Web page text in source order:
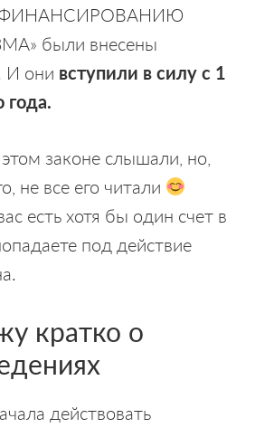
были внесены
И они вступили в силу с 1
года.
законе слышали, но,
не все его читали
есть хотя бы один счет в
под действие
кратко о
действовать